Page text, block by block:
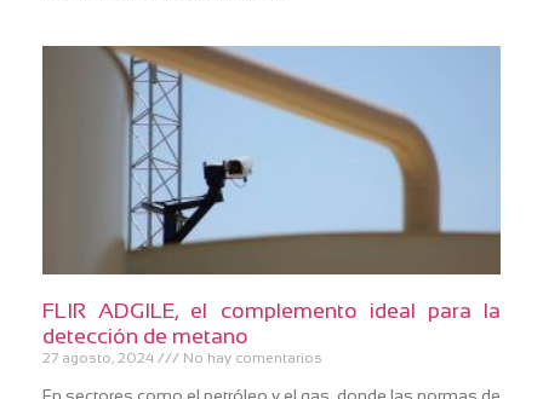
FLIR ADGILE, el complemento ideal para la
detección de metano
27 agosto, 2024 No hay comentarios